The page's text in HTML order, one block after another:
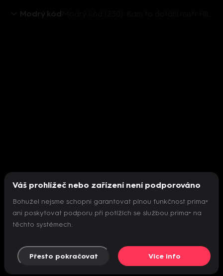
Modrý kód
Nepodařilo se inicializovat přehrávač
Váš prohlížeč nebo zařízení není podporováno
Bohužel nejsme schopni garantovat plnou funkčnost prima+
ani poskytovat podporu při potížích se službou prima+ na
těchto systémech.
Přesto pokračovat Více info